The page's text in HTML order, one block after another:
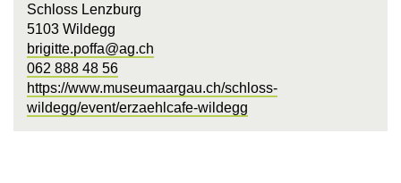
Schloss Lenzburg
5103 Wildegg
brigitte.poffa@ag.ch
062 888 48 56
https://www.museumaargau.ch/schloss-
wildegg/event/erzaehlcafe-wildegg